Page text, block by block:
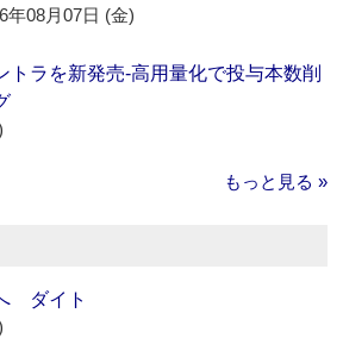
年08月07日 (金)
トラを新発売‐高用量化で投与本数削
もっと見る »
ダイト